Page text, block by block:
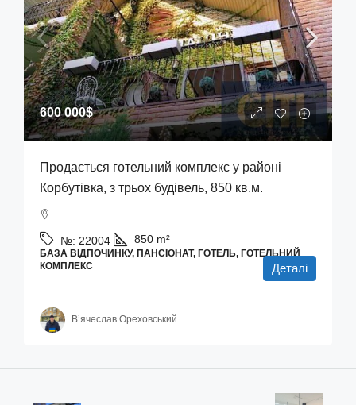
600 000$
Продається готельний комплекс у районі
Корбутівка, з трьох будівель, 850 кв.м.
№: 22004 850 m²
БАЗА ВІДПОЧИНКУ, ПАНСІОНАТ, ГОТЕЛЬ, ГОТЕЛЬНИЙ
КОМПЛЕКС
Деталі
В’ячеслав Ореховський